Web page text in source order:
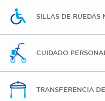
SILLAS DE RUEDAS
CUIDADO PERSONAL
TRANSFERENCIA